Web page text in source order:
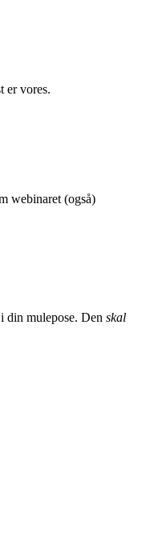
er vores.
webinaret (også)
din mulepose. Den skal